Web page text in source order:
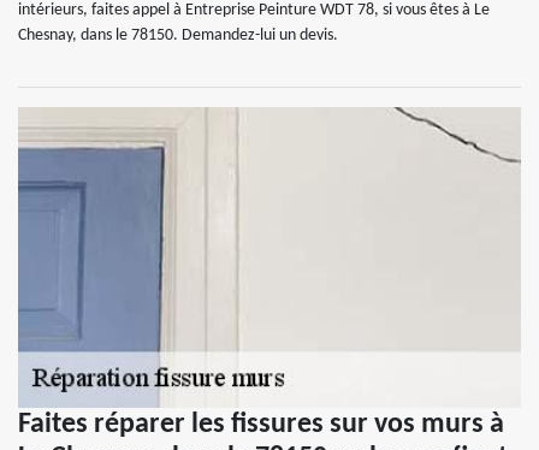
intérieurs, faites appel à Entreprise Peinture WDT 78, si vous êtes à Le
Chesnay, dans le 78150. Demandez-lui un devis.
Faites réparer les fissures sur vos murs à